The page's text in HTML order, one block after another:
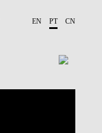
EN PT CN